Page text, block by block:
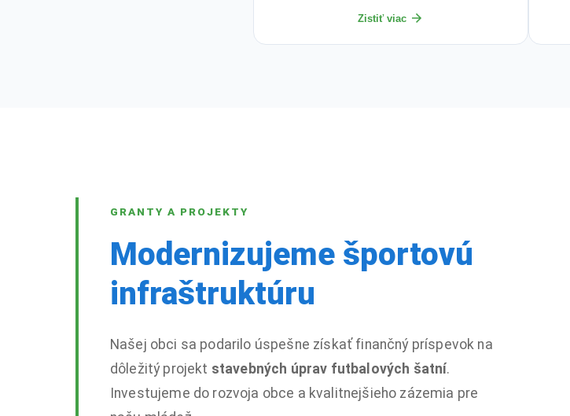
Zistiť viac
GRANTY A PROJEKTY
Modernizujeme športovú
infraštruktúru
Našej obci sa podarilo úspešne získať finančný príspevok na
dôležitý projekt stavebných úprav futbalových šatní.
Investujeme do rozvoja obce a kvalitnejšieho zázemia pre